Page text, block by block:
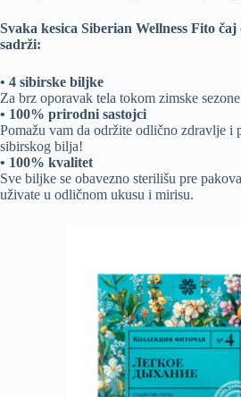
Svaka kesica Siberian Wellness Fito
sadrži:
• 4 sibirske biljke
Za brz oporavak tela tokom zimske
• 100% prirodni sastojci
Pomažu vam da održite odlično zdravlje i
sibirskog bilja!
• 100% kvalitet
Sve biljke se obavezno sterilišu pre
uživate u odličnom ukusu i mirisu.